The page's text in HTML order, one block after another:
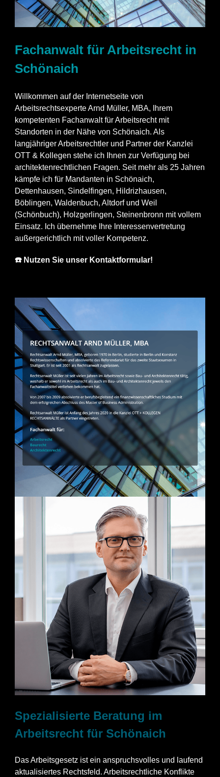
Fachanwalt für Arbeitsrecht in
Schönaich
Willkommen auf der Internetseite von
Arbeitsrechtsexperte Arnd Müller, MBA, Ihrem
kompetenten Fachanwalt für Arbeitsrecht mit
Standorten in der Nähe von Schönaich. Als
langjähriger Arbeitsrechtler und Partner der Kanzlei
OTT & Kollegen stehe ich Ihnen zur Verfügung bei
architektenrechtlichen Fragen. Seit mehr als 25 Jahren
kämpfe ich für Mandanten in Schönaich,
Dettenhausen, Sindelfingen, Hildrizhausen,
Böblingen, Waldenbuch, Altdorf und Weil
(Schönbuch), Holzgerlingen, Steinenbronn mit vollem
Einsatz. Ich übernehme Ihre Interessenvertretung
außergerichtlich mit voller Kompetenz.
☎️ Nutzen Sie unser Kontaktformular!
Spezialisierte Beratung im
Arbeitsrecht für Schönaich
Das Arbeitsgesetz ist ein anspruchsvolles und laufend
aktualisiertes Rechtsfeld. Arbeitsrechtliche Konflikte